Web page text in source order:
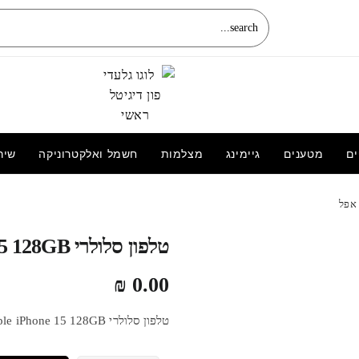
מטענים גיימינג מצלמות חשמל ואלקטרוניקה
טלפון סלולרי Apple iPhone 15 128GB אפל
₪ 0.00
טלפון סלולרי Apple iPhone 15 128GB אפל שאלו אותנו על מוצר זה